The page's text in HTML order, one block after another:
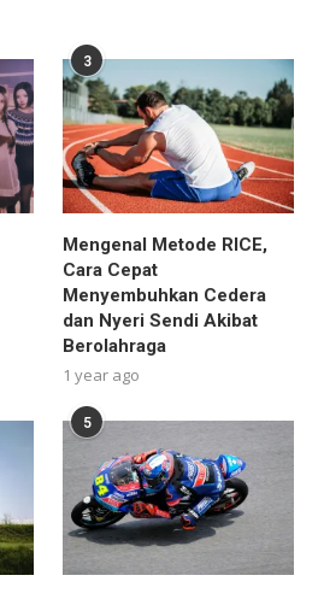
3
Mengenal Metode RICE,
Cara Cepat
Menyembuhkan Cedera
dan Nyeri Sendi Akibat
Berolahraga
1 year ago
5